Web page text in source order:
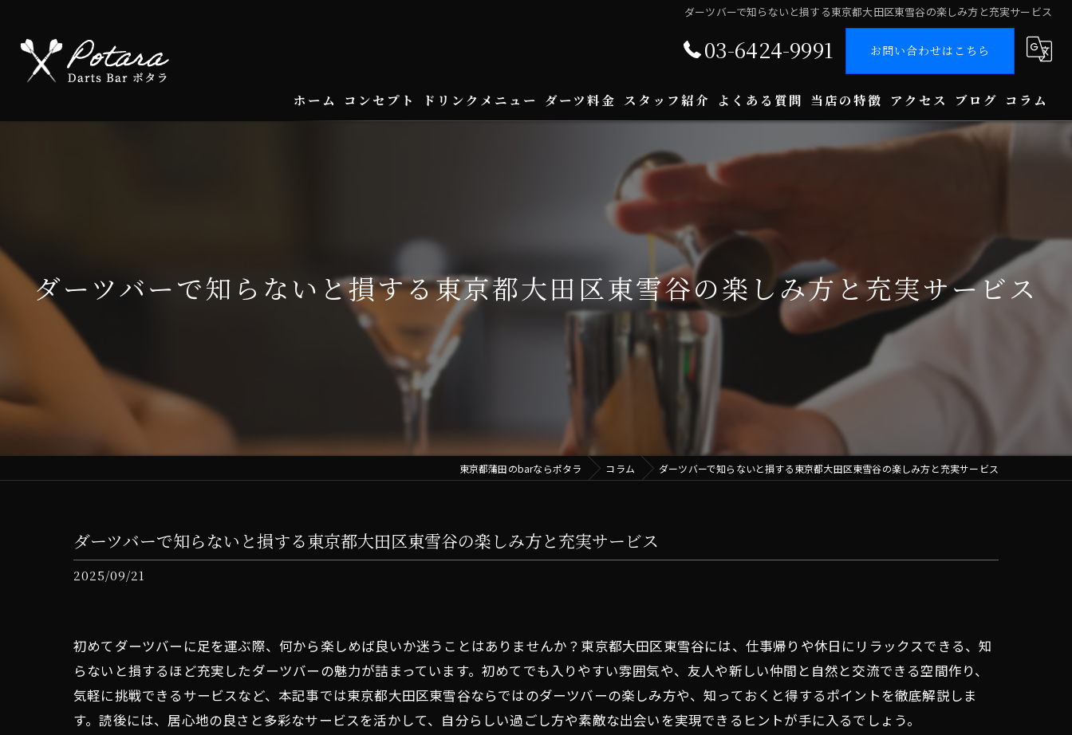
ダーツバーで知らないと損する東京都大田区東雪谷の楽しみ方と充実サービス
03-6424-9991 お問い合わせはこちら
ホーム コンセプト ドリンクメニュー ダーツ料金 スタッフ紹介 よくある質問 当店の特徴
デート
アクセス ブログ コラム
ダーツバーで知らないと損する東京都大田区東雪谷の楽しみ方と充実サービス
東京都蒲田のbarならポタラ コラム ダーツバーで知らないと損する東京都大田区東雪谷の楽しみ方と充実サービス
ダーツバーで知らないと損する東京都大田区東雪谷の楽しみ方と充実サービス
2025/09/21
初めてダーツバーに足を運ぶ際、何から楽しめば良いか迷うことはありませんか？東京都大田区東雪谷には、仕事帰りや休日にリラックスできる、知
らないと損するほど充実したダーツバーの魅力が詰まっています。初めてでも入りやすい雰囲気や、友人や新しい仲間と自然と交流できる空間作り、
気軽に挑戦できるサービスなど、本記事では東京都大田区東雪谷ならではのダーツバーの楽しみ方や、知っておくと得するポイントを徹底解説しま
す。読後には、居心地の良さと多彩なサービスを活かして、自分らしい過ごし方や素敵な出会いを実現できるヒントが手に入るでしょう。